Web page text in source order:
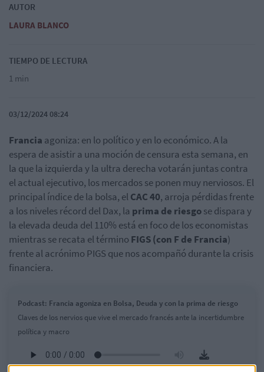
AUTOR
LAURA BLANCO
TIEMPO DE LECTURA
1 min
03/12/2024 08:24
Francia agoniza: en lo político y en lo económico. A la
espera de asistir a una moción de censura esta semana, en
la que la izquierda y la ultra derecha votarán juntas contra
el actual ejecutivo, los mercados se ponen muy nerviosos. El
principal índice de la bolsa, elCAC 40, arroja pérdidas frente
a los niveles récord del Dax, la prima de riesgose dispara y
la elevada deuda del 110% está en foco de los economistas
mientras se recata el término FIGS (con F de Francia)
frente al acrónimo PIGS que nos acompañó durante la crisis
financiera.
Podcast: Francia agoniza en Bolsa, Deuda y con la prima de riesgo
Claves de los nervios que vive el mercado francés ante la incertidumbre
política y macro